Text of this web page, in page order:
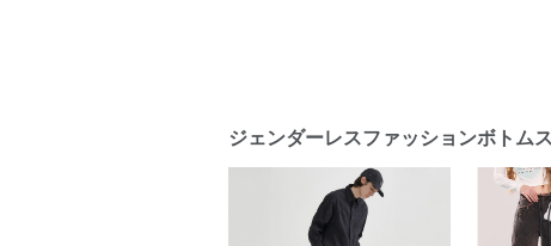
ジェンダーレスファッションボトム